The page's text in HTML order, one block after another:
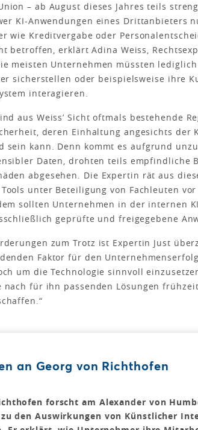
– ab August dieses Jahres teils
KI-Anwendungen eines Dritt­anbieters
wie Kreditvergabe oder
betroffen, erklärt Adina Weiss,
meisten Unternehmen müssten
sicherstellen oder beispielsweise ihre
interagieren.
aus Weiss’ Sicht oftmals bestehende
deren Einhaltung angesichts der
sein kann. Denn kommt es aufgrund
Daten, drohten teils empfindliche
abgesehen. Die Expertin rät aus
unter Beteiligung von Fachleuten
sollten Unternehmen in der internen
geprüfte und freigegebene
zum Trotz ist Expertin Just
Faktor für den
um die Technologie sinnvoll
nach für ihn passenden Lösungen
an Georg von Richthofen
forscht am Alexander von
den Auswirkungen von Künstlicher